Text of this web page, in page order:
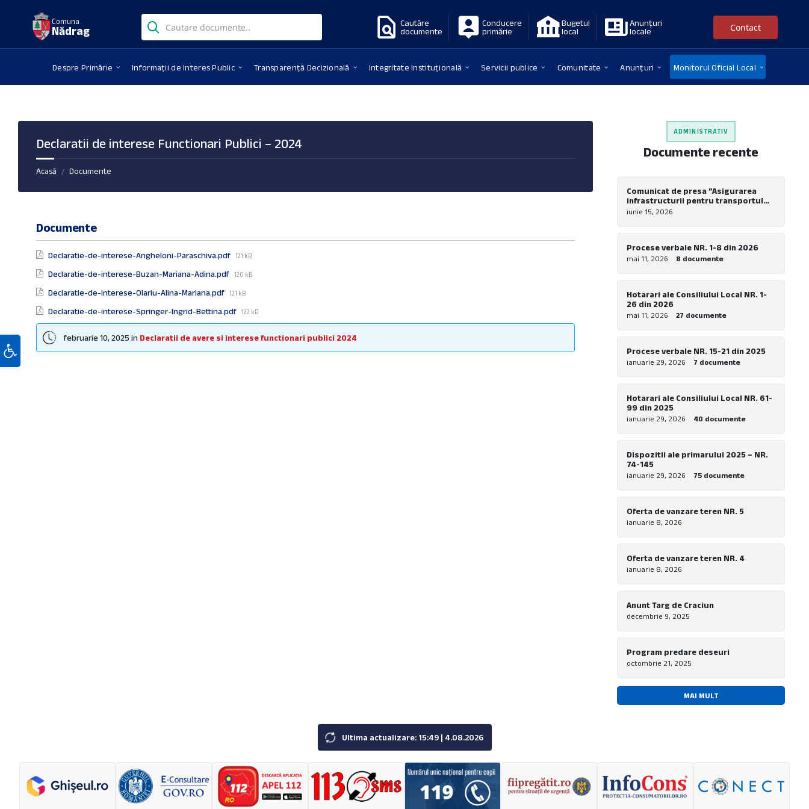
Deschide bara de unelte
sidebar
Comuna
Nădrag
Search:
Cautăre
documente
Conducere
primărie
Bugetul
local
Anunțuri
locale
Contact
Despre Primărie Informații de Interes Public Transparență Decizională Integritate Instituțională Servicii publice Comunitate Anunțuri Monitorul Oficial Local
Declaratii de interese Functionari Publici – 2024
Acasă / Documente
Documente
Declaratie-de-interese-Angheloni-Paraschiva.pdf File
121 kB
Declaratie-de-interese-Buzan-Mariana-Adina.pdf File
120 kB
Declaratie-de-interese-Olariu-Alina-Mariana.pdf File
121 kB
Declaratie-de-interese-Springer-Ingrid-Bettina.pdf File
size:
122 kB
februarie 10, 2025 in Declaratii de avere si interese functionari publici 2024
ADMINISTRATIV
Documente recente
Comunicat de presa ”Asigurarea
infrastructurii pentru transportul
verde in comuna Nadrag – Realizare
iunie 15, 2026
Procese verbale NR. 1-8 din 2026
mai 11, 2026 8 documente
Hotarari ale Consiliului Local NR. 1-
26 din 2026
mai 11, 2026 27 documente
Procese verbale NR. 15-21 din 2025
ianuarie 29, 2026 7 documente
Hotarari ale Consiliului Local NR. 61-
99 din 2025
ianuarie 29, 2026 40 documente
Dispozitii ale primarului 2025 – NR.
74-145
ianuarie 29, 2026 75 documente
Oferta de vanzare teren NR. 5
ianuarie 8, 2026
Oferta de vanzare teren NR. 4
ianuarie 8, 2026
Anunt Targ de Craciun
decembrie 9, 2025
Program predare deseuri
octombrie 21, 2025
MAI MULT
Ultima actualizare: 15:49 | 4.08.2026